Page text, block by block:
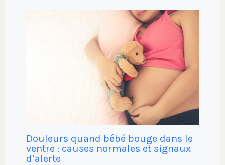
Douleurs quand bébé bouge dans le
ventre : causes normales et signaux
d’alerte